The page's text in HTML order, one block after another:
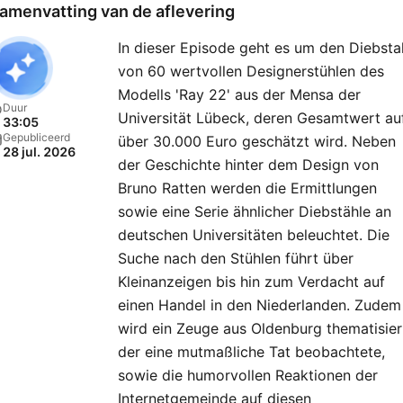
ZEIT, ist Expertin für
Verbrechen und deren
Bekämpfung. Sie saß in
Strafprozessen, schrieb
preisgekrönte
Gerichtsreportagen und
unvorstellbaren
nach. Durch ihre
Berichterstattung deckte
außerdem zwei
auf. Sie beschäftigt sich mit
Rechtsmedizin und
Kriminalpsychiatrie ebenso
mit
van de aflevering
Duur
33:05
Gepubliceerd
28 jul. 2026
In dieser Episode geht es um den
von 60 wertvollen Designerstühlen des
Modells 'Ray 22' aus der Mensa der
Universität Lübeck, deren Gesamtwert
über 30.000 Euro geschätzt wird. Neben
der Geschichte hinter dem Design von
Bruno Ratten werden die Ermittlungen
sowie eine Serie ähnlicher Diebstähle an
deutschen Universitäten beleuchtet. Die
Suche nach den Stühlen führt über
Kleinanzeigen bis hin zum Verdacht auf
einen Handel in den Niederlanden. Zudem
wird ein Zeuge aus Oldenburg
der eine mutmaßliche Tat beobachtete,
sowie die humorvollen Reaktionen der
Internetgemeinde auf diesen